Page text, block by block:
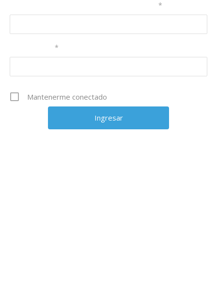
*
*
Mantenerme conectado